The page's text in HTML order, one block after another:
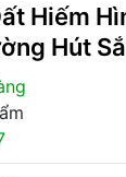
Hiếm
Hút